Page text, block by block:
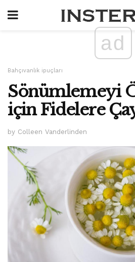
ad
Bahçıvanlık ipuçları
Sönümlemeyi
için Fidelere
by Colleen Vanderlinden